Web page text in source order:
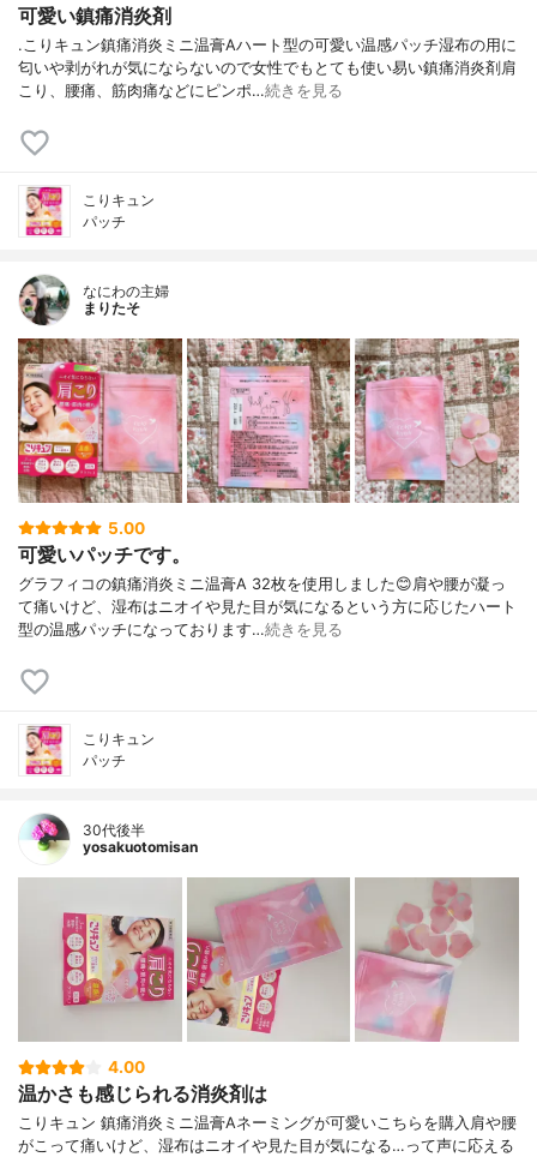
可愛い鎮痛消炎剤
.こりキュン鎮痛消炎ミニ温膏Aハート型の可愛い温感パッチ湿布の用に
匂いや剥がれが気にならないので女性でもとても使い易い鎮痛消炎剤肩
こり、腰痛、筋肉痛などにピンポ…続きを見る
こりキュン
パッチ
なにわの主婦
まりたそ
5.00
可愛いパッチです。
グラフィコの鎮痛消炎ミニ温膏A 32枚を使用しました😊肩や腰が凝っ
て痛いけど、湿布はニオイや見た目が気になるという方に応じたハート
型の温感パッチになっております…続きを見る
こりキュン
パッチ
30代後半
yosakuotomisan
4.00
温かさも感じられる消炎剤は
こりキュン 鎮痛消炎ミニ温膏Aネーミングが可愛いこちらを購入肩や腰
がこって痛いけど、湿布はニオイや見た目が気になる…って声に応える